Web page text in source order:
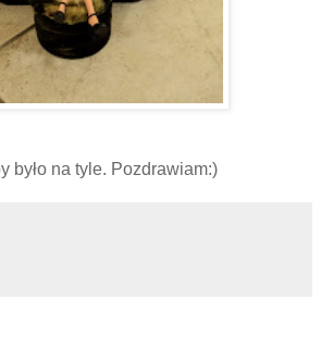
było na tyle. Pozdrawiam:)